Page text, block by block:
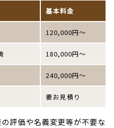
基本料金
120,000円～
180,000円～
240,000円～
要お見積り
評価や名義変更等が不要な